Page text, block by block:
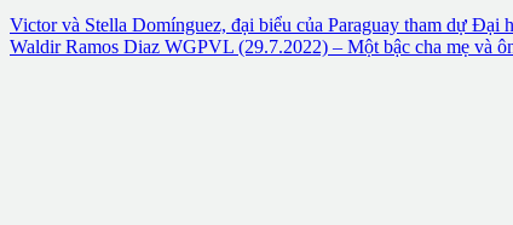
Victor và Stella Domínguez, đại biểu của Paraguay tham dự
Waldir Ramos Diaz WGPVL (29.7.2022) – Một bậc cha mẹ và